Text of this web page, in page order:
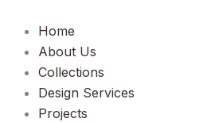
konten
Home
About Us
Collections
Design Services
Projects